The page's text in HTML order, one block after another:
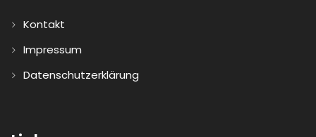
Kontakt
Impressum
Datenschutzerklärung